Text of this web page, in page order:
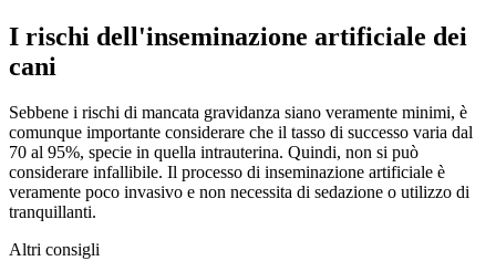
I rischi dell'inseminazione artificiale dei
cani
Sebbene i rischi di mancata gravidanza siano veramente minimi, è
comunque importante considerare che il tasso di successo varia dal
70 al 95%, specie in quella intrauterina. Quindi, non si può
considerare infallibile. Il processo di inseminazione artificiale è
veramente poco invasivo e non necessita di sedazione o utilizzo di
tranquillanti.
Altri consigli